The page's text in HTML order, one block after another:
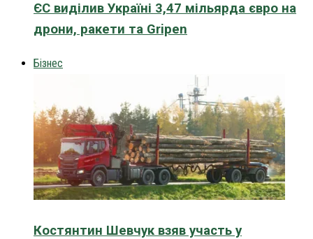
ЄС виділив Україні 3,47 мільярда євро на
дрони, ракети та Gripen
Бізнес
Костянтин Шевчук взяв участь у